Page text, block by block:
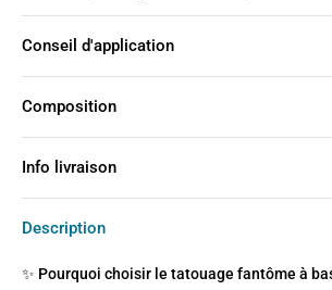
Conseil d'application
Composition
Info livraison
Description
✨ Pourquoi choisir le tatouage fantôme à